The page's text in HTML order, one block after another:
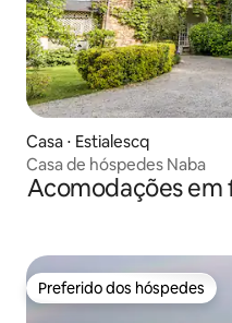
Casa ⋅ Estialescq
Casa de hóspedes Naba
Acomodações em
Preferido dos hóspedes
Preferido dos hóspedes